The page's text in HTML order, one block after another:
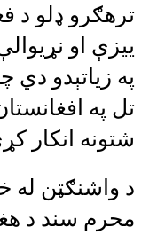
ترهګرو ډلو د
ییزې او
په زیاتېدو
تل په
شتونه انکار
د واشنګټن له
محرم سند د